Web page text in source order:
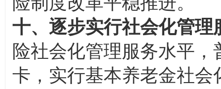
十、逐步实行社会化管理
险社会化管理服务水平
卡，实行基本养老金社